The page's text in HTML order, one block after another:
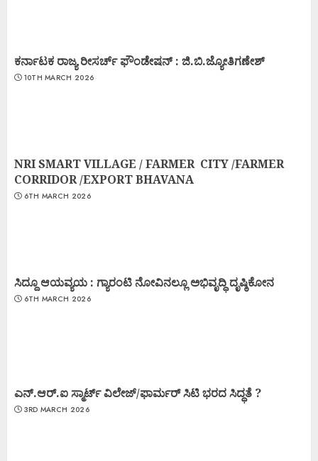
ಕರ್ನಾಟಕ ರಾಜ್ಯ ರೀಸರ್ಚ್ ಫೌಂಡೇಷನ್ : ಜಿ.ಬಿ.ಜ್ಯೋತಿಗಣೇಶ್
10TH MARCH 2026
NRI SMART VILLAGE / FARMER CITY /FARMER
CORRIDOR /EXPORT BHAVANA
6TH MARCH 2026
ಸಿದ್ದೂ ಆಯವ್ಯಯ : ಗ್ಯಾರಂಟಿ ನೋವಿನಲ್ಲೂ ಅಭಿವೃದ್ಧಿ ದೃಷ್ಠಿಕೋನ
6TH MARCH 2026
ಎನ್.ಆರ್.ಐ ಸ್ಮಾರ್ಟ್ ವಿಲೇಜ್/ಫಾರ್ಮರ್ ಸಿಟಿ ಭರದ ಸಿದ್ಧತೆ ?
3RD MARCH 2026